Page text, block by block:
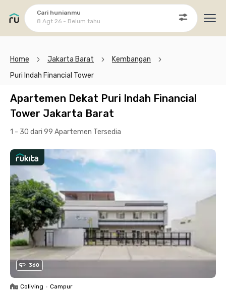
Cari hunianmu
8 Agt 26 - Belum tahu
Home Jakarta Barat
Kembangan
Puri Indah Financial Tower
Apartemen Dekat Puri Indah Financial
Tower Jakarta Barat
1 - 30 dari 99 Apartemen Tersedia
360
Coliving • Campur